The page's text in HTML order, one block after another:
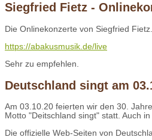
Siegfried Fietz -
Die Onlinekonzerte von Siegfried Fietz.
https://abakusmusik.de/live
Sehr zu empfehlen.
Deutschland singt am
Am 03.10.20 feierten wir den 30.
Motto "Deitschland singt" statt. Auch
Die offizielle Web-Seiten von